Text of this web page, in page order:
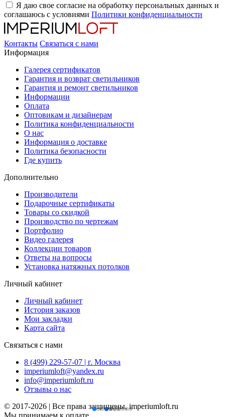
Я даю свое согласие на обработку персональных данных и
соглашаюсь с условиями Политики конфиденциальности
Контакты Связаться с нами
Информация
Галерея сертификатов
Гарантия и возврат светильников
Гарантия и ремонт светильников
Информации
Оплата
Оптовикам и дизайнерам
Политика конфиденциальности
О нас
Информация о доставке
Политика безопасности
Где купить
Дополнительно
Производители
Подарочные сертификаты
Товары со скидкой
Производство по чертежам
Портфолио
Видео галерея
Коллекции товаров
Ответы на вопросы
Установка натяжных потолков
Личный кабинет
Личный кабинет
История заказов
Мои закладки
Карта сайта
Связаться с нами
8 (499) 229-57-07 | г. Москва
imperiumloft@yandex.ru
info@imperiumloft.ru
Отзывы о нас
© 2017-2026 | Все права защищены, imperiumloft.ru
Мы принимаем к оплате